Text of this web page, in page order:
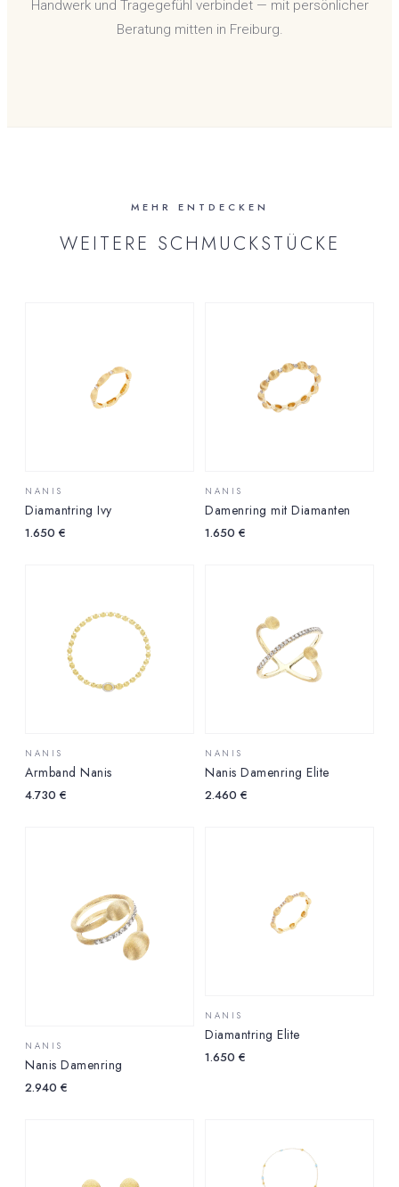
Handwerk und Tragegefühl verbindet — mit persönlicher
Beratung mitten in Freiburg.
MEHR ENTDECKEN
WEITERE SCHMUCKSTÜCKE
NANIS
Diamantring Ivy
1.650 €
NANIS
Damenring mit Diamanten
1.650 €
NANIS
Armband Nanis
4.730 €
NANIS
Nanis Damenring Elite
2.460 €
NANIS
Nanis Damenring
2.940 €
NANIS
Diamantring Elite
1.650 €